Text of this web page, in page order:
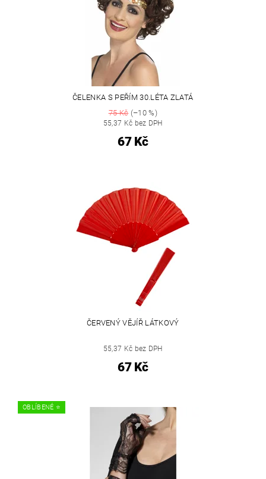
ČELENKA S PEŘÍM 30.LÉTA ZLATÁ
75 Kč(–10 %)
55,37 Kč bez DPH
67 Kč
ČERVENÝ VĚJÍŘ LÁTKOVÝ
55,37 Kč bez DPH
67 Kč
OBLÍBENÉ ⭐️